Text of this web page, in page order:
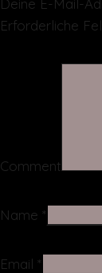
Deine E-Mail-
Erforderliche
Comment
Name *
Email *